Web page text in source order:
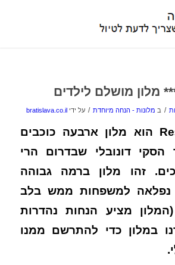
מלון מושלם לילדים
/ ב מלונות - הנחה מיוחדת / על ידי bratislava.co.il
מלון Residence הוא מלון ארבעה כוכבים
דונובלי שבדרום הרי
זהו מלון ברמה גבוהה
נפלאה למשפחות ממש בלב
מציע הנחות נהדרות
במלון כדי להתרשם ממנו